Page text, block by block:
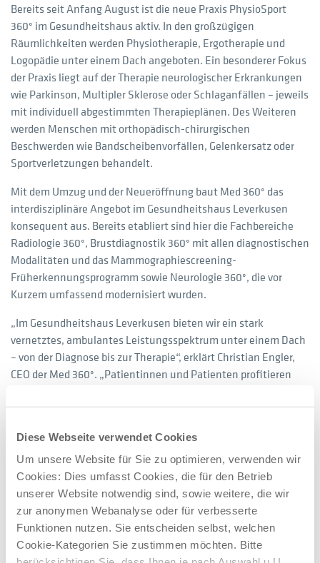
Diese Webseite verwendet Cookies
Um unsere Website für Sie zu optimieren, verwenden wir
Cookies: Dies umfasst Cookies, die für den Betrieb
unserer Website notwendig sind, sowie weitere, die wir
zur anonymen Webanalyse oder für verbesserte
Funktionen nutzen. Sie entscheiden selbst, welchen
Cookie-Kategorien Sie zustimmen möchten. Bitte
Bereits seit Anfang August ist die neue Praxis PhysioSport
360° im Gesundheitshaus aktiv. In den großzügigen
Räumlichkeiten werden Physiotherapie, Ergotherapie und
Logopädie unter einem Dach angeboten. Ein besonderer Fokus
der Praxis liegt auf der Therapie neurologischer Erkrankungen
wie Parkinson, Multipler Sklerose oder Schlaganfällen – jeweils
mit individuell abgestimmten Therapieplänen. Des Weiteren
werden Menschen mit orthopädisch-chirurgischen
Beschwerden wie Bandscheibenvorfällen, Gelenkersatz oder
Sportverletzungen behandelt.
Mit dem Umzug und der Neueröffnung baut Med 360° das
interdisziplinäre Angebot im Gesundheitshaus Leverkusen
konsequent aus. Bereits etabliert sind hier die Fachbereiche
Radiologie 360°, Brustdiagnostik 360° mit allen diagnostischen
Modalitäten und das Mammographiescreening-
Früherkennungsprogramm sowie Neurologie 360°, die vor
Kurzem umfassend modernisiert wurden.
„Im Gesundheitshaus Leverkusen bieten wir ein stark
vernetztes, ambulantes Leistungsspektrum unter einem Dach
– von der Diagnose bis zur Therapie“, erklärt Christian Engler,
CEO der Med 360°. „Patientinnen und Patienten profitieren
fachübergreifenden Zusammenarbeit – bei gleichzeitig freier
damit weiter zu einem zentralen Ort der ambulanten
medizinischen Versorgung für die gesamte Region – mit einem
breiten Angebot, das unterschiedlichste Gesundheitsbedarfe
abdeckt.
Über Med 360°: Die Med 360° ist ein führender medizinischer
Leistungserbringer für diagnostische und therapeutische
Leistungen, u. a. in den Bereichen Radiologie,